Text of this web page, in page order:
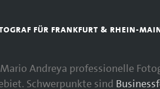
FÜR FRANKFURT & RHEIN-
Andreya professionelle
Schwerpunkte sind